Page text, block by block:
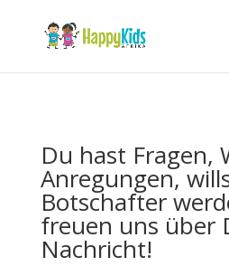
Du hast Fragen,
Anregungen,
Botschafter
freuen uns über
Nachricht!